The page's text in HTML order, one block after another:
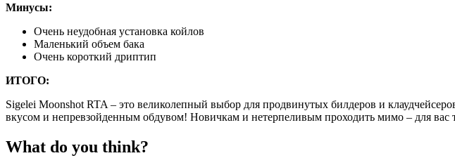
Минусы:
Очень неудобная установка койлов
Маленький объем бака
Очень короткий дриптип
ИТОГО:
Sigelei Moonshot RTA – это великолепный выбор для продвинутых билдеров и
вкусом и непревзойденным обдувом! Новичкам и нетерпеливым проходить мимо – для вас
What do you think?